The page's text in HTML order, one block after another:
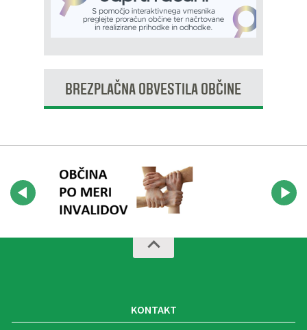
BREZPLAČNA OBVESTILA OBČINE
KONTAKT